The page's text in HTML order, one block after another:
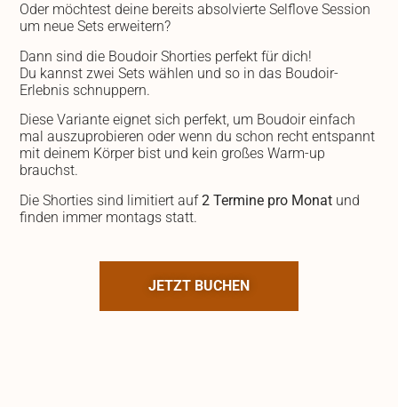
Oder möchtest deine bereits absolvierte Selflove Session
um neue Sets erweitern?
Dann sind die Boudoir Shorties perfekt für dich!
Du kannst zwei Sets wählen und so in das Boudoir-
Erlebnis schnuppern.
Diese Variante eignet sich perfekt, um Boudoir einfach
mal auszuprobieren oder wenn du schon recht entspannt
mit deinem Körper bist und kein großes Warm-up
brauchst.
Die Shorties sind limitiert auf2 Termine pro Monat und
finden immer montags statt.
JETZT BUCHEN